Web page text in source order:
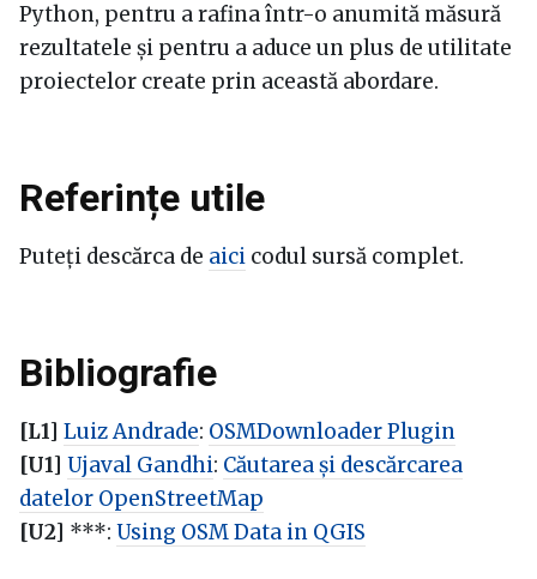
Python, pentru a rafina într-o anumită măsură
rezultatele și pentru a aduce un plus de utilitate
proiectelor create prin această abordare.
Referințe utile
Puteți descărca de aici codul sursă complet.
Bibliografie
[L1] Luiz Andrade: OSMDownloader Plugin
[U1] Ujaval Gandhi: Căutarea și descărcarea
datelor OpenStreetMap
[U2] ***: Using OSM Data in QGIS